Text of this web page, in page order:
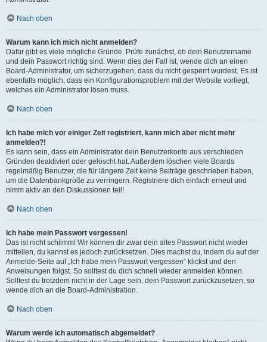
Nach oben
Warum kann ich mich nicht anmelden?
Dafür gibt es viele mögliche Gründe. Prüfe zunächst, ob dein Benutzername
und dein Passwort richtig sind. Wenn dies der Fall ist, wende dich an einen
Board-Administrator, um sicherzugehen, dass du nicht gesperrt wurdest. Es ist
ebenfalls möglich, dass ein Konfigurationsproblem mit der Website vorliegt,
welches ein Administrator lösen muss.
Nach oben
Ich habe mich vor einiger Zeit registriert, kann mich aber nicht mehr
anmelden?!
Es kann sein, dass ein Administrator dein Benutzerkonto aus verschieden
Gründen deaktiviert oder gelöscht hat. Außerdem löschen viele Boards
regelmäßig Benutzer, die für längere Zeit keine Beiträge geschrieben haben,
um die Datenbankgröße zu verringern. Registriere dich einfach erneut und
nimm aktiv an den Diskussionen teil!
Nach oben
Ich habe mein Passwort vergessen!
Das ist nicht schlimm! Wir können dir zwar dein altes Passwort nicht wieder
mitteilen, du kannst es jedoch zurücksetzen. Dies machst du, indem du auf der
Anmelde-Seite auf „Ich habe mein Passwort vergessen“ klickst und den
Anweisungen folgst. So solltest du dich schnell wieder anmelden können.
Solltest du trotzdem nicht in der Lage sein, dein Passwort zurückzusetzen, so
wende dich an die Board-Administration.
Nach oben
Warum werde ich automatisch abgemeldet?